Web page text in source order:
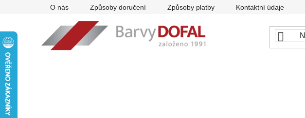
O nás Způsoby doručení Způsoby platby Kontaktní údaje